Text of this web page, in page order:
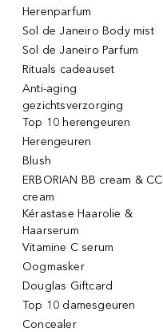
Herenparfum
Sol de Janeiro Body mist
Sol de Janeiro Parfum
Rituals cadeauset
Anti-aging
gezichtsverzorging
Top 10 herengeuren
Herengeuren
Blush
ERBORIAN BB cream & CC
cream
Kérastase Haarolie &
Haarserum
Vitamine C serum
Oogmasker
Douglas Giftcard
Top 10 damesgeuren
Concealer